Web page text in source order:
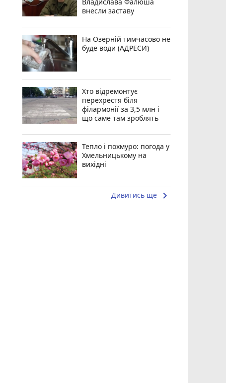
внесли заставу
На Озерній тимчасово не
буде води (АДРЕСИ)
Хто відремонтує
перехрестя біля
філармонії за 3,5 млн і
що саме там зроблять
Тепло і похмуро: погода у
Хмельницькому на
вихідні
Дивитись ще keyboard_arrow_right